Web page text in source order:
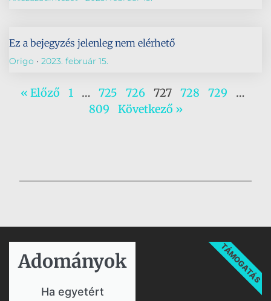
Ez a bejegyzés jelenleg nem elérhető
Origo 2023. február 15.
« Előző 1 … 725 726 727 728 729
…
809
Következő »
Adományok​
Ha egyetért
TÁMOGATÁS